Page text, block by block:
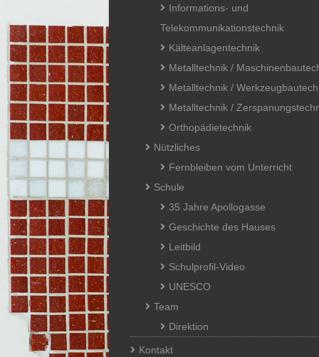
Informations- und
Telekommunikationstechnik
Kälteanlagentechnik
Metalltechnik /
Metalltechnik /
Metalltechnik /
Orthopädietechnik
Nützliches
Fernbleiben vom Unterricht
Schule
35 Jahre Apollogasse
Geschichte des Hauses
Leitbild
Schulprofil-Video
UNESCO
Team
Direktion
Kontakt